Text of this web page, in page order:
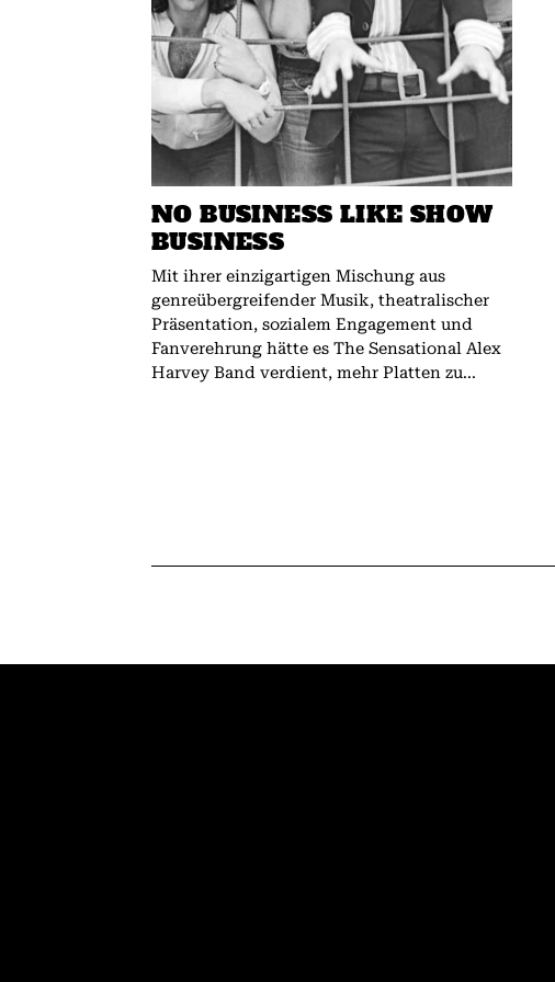
NO BUSINESS LIKE SHOW
BUSINESS
Mit ihrer einzigartigen Mischung aus
genreübergreifender Musik, theatralischer
Präsentation, sozialem Engagement und
Fanverehrung hätte es The Sensational Alex
Harvey Band verdient, mehr Platten zu...